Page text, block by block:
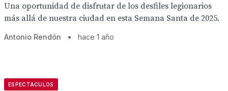
Una oportunidad de disfrutar de los desfiles legionarios
más allá de nuestra ciudad en esta Semana Santa de 2025.
Antonio Rendón • hace 1 año
ESPECTACULOS